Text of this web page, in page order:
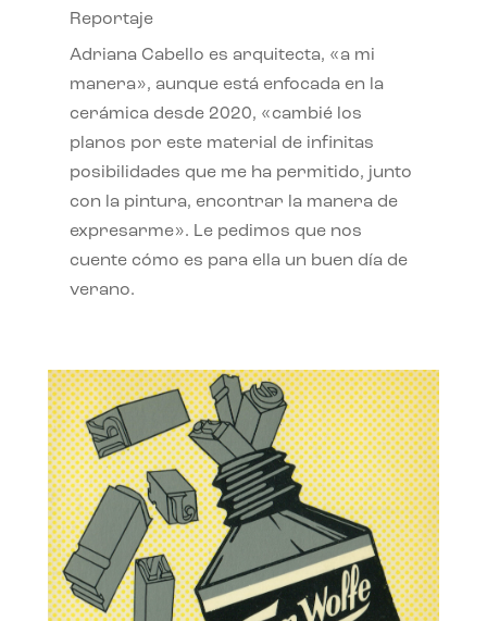
Reportaje
Adriana Cabello es arquitecta, «a mi
manera», aunque está enfocada en la
cerámica desde 2020, «cambié los
planos por este material de infinitas
posibilidades que me ha permitido, junto
con la pintura, encontrar la manera de
expresarme». Le pedimos que nos
cuente cómo es para ella un buen día de
verano.